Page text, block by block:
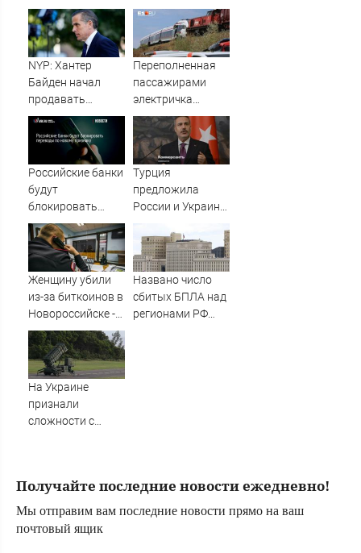
британской
армии
пассажирами
NYP: Хантер
Байден начал
продавать
собственные
картины из-за
Переполненная
пассажирами
электричка
столкнулась с
грузовым
поездом —
десятки человек
Видео с места ЧП
Российские банки
будут
блокировать
переводы по
новому признаку:
IVBG.ru
Турция
предложила
России и Украине
объявить
мораторий на
удары в Черном
море
Женщину убили
из-за биткоинов в
Новороссийске -
Новости на
Вести.ru
Названо число
сбитых БПЛА над
регионами РФ
На Украине
признали
сложности с
Получайте последние новости ежедневно!
Мы отправим вам последние новости прямо на ваш
почтовый ящик